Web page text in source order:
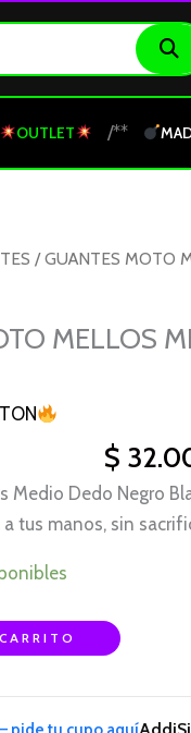
OUTLET /**
/ GUANTES MOTO
MELLOS
$
Medio Dedo Negro
tus manos, sin